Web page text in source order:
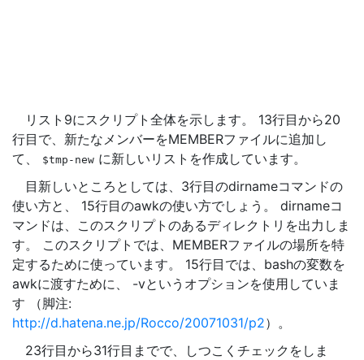
リスト9にスクリプト全体を示します。 13行目から20
行目で、新たなメンバーをMEMBERファイルに追加し
て、
$tmp-new に新しいリストを作成しています。
目新しいところとしては、3行目のdirnameコマンドの
使い方と、 15行目のawkの使い方でしょう。 dirnameコ
マンドは、このスクリプトのあるディレクトリを出力しま
す。 このスクリプトでは、MEMBERファイルの場所を特
定するために使っています。 15行目では、bashの変数を
awkに渡すために、 -vというオプションを使用していま
す （脚注:
http://d.hatena.ne.jp/Rocco/20071031/p2）。
23行目から31行目までで、しつこくチェックをしま